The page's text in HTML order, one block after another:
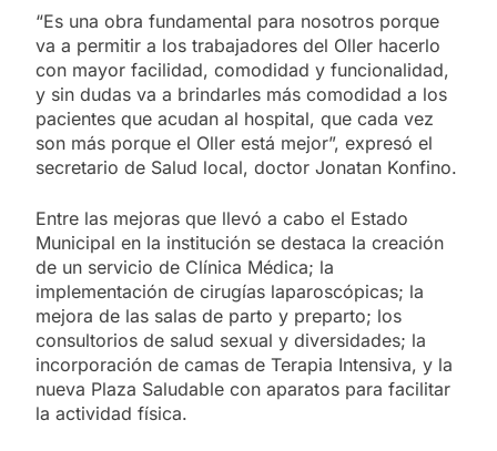
“Es una obra fundamental para nosotros porque
va a permitir a los trabajadores del Oller hacerlo
con mayor facilidad, comodidad y funcionalidad,
y sin dudas va a brindarles más comodidad a los
pacientes que acudan al hospital, que cada vez
son más porque el Oller está mejor”, expresó el
secretario de Salud local, doctor Jonatan Konfino.
Entre las mejoras que llevó a cabo el Estado
Municipal en la institución se destaca la creación
de un servicio de Clínica Médica; la
implementación de cirugías laparoscópicas; la
mejora de las salas de parto y preparto; los
consultorios de salud sexual y diversidades; la
incorporación de camas de Terapia Intensiva, y la
nueva Plaza Saludable con aparatos para facilitar
la actividad física.